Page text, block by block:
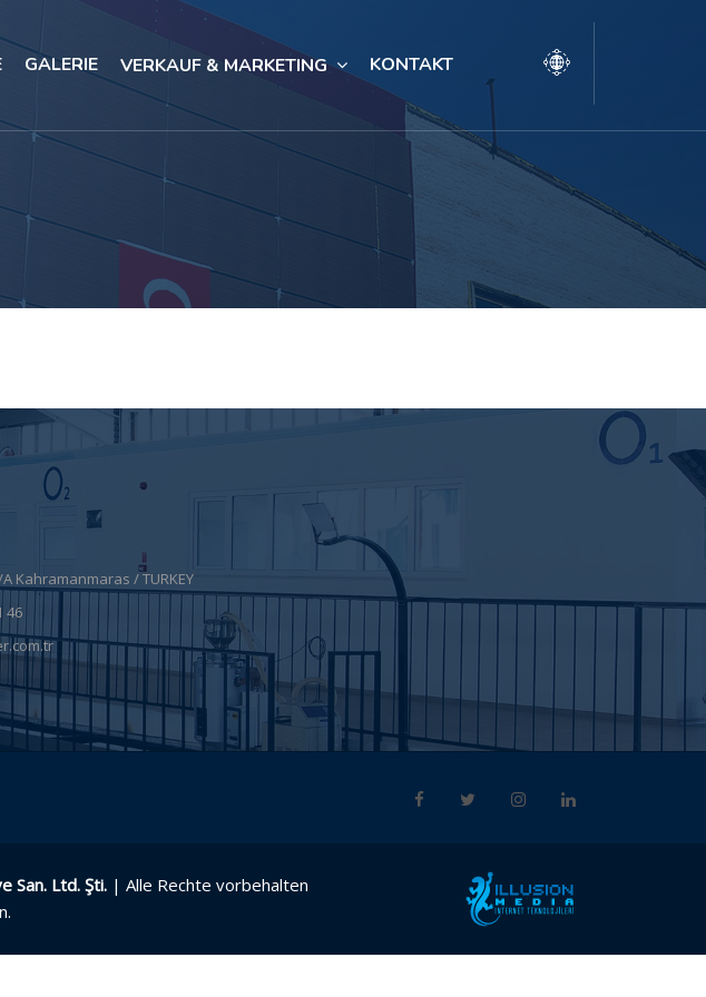
GALERIE VERKAUF & MARKETING KONTAKT
Kahramanmaras / TURKEY
46
San. Ltd. Şti. | Alle Rechte vorbehalten